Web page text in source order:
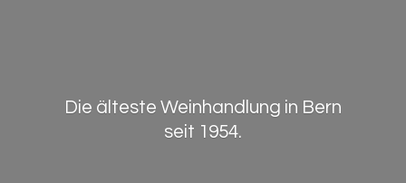
Die älteste Weinhandlung in Bern
seit 1954.